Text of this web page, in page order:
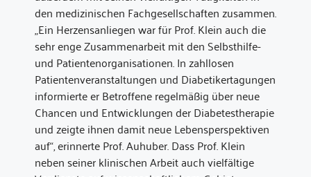
den medizinischen Fachgesellschaften zusammen.
„Ein Herzensanliegen war für Prof. Klein auch die
sehr enge Zusammenarbeit mit den Selbsthilfe-
und Patientenorganisationen. In zahllosen
Patientenveranstaltungen und Diabetikertagungen
informierte er Betroffene regelmäßig über neue
Chancen und Entwicklungen der Diabetestherapie
und zeigte ihnen damit neue Lebensperspektiven
auf“, erinnerte Prof. Auhuber. Dass Prof. Klein
neben seiner klinischen Arbeit auch vielfältige